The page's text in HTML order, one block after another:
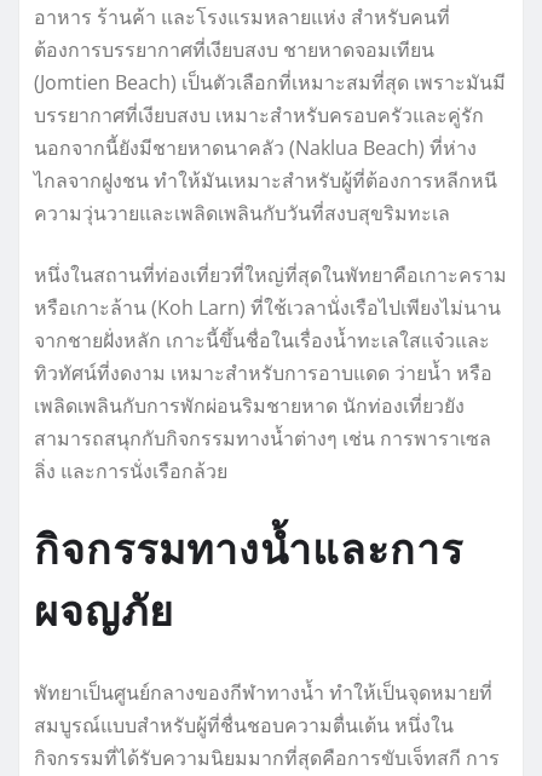
อาหาร ร้านค้า และโรงแรมหลายแห่ง สำหรับคนที่
ต้องการบรรยากาศที่เงียบสงบ ชายหาดจอมเทียน
(Jomtien Beach) เป็นตัวเลือกที่เหมาะสมที่สุด เพราะมันมี
บรรยากาศที่เงียบสงบ เหมาะสำหรับครอบครัวและคู่รัก
นอกจากนี้ยังมีชายหาดนาคลัว (Naklua Beach) ที่ห่าง
ไกลจากฝูงชน ทำให้มันเหมาะสำหรับผู้ที่ต้องการหลีกหนี
ความวุ่นวายและเพลิดเพลินกับวันที่สงบสุขริมทะเล
หนึ่งในสถานที่ท่องเที่ยวที่ใหญ่ที่สุดในพัทยาคือเกาะคราม
หรือเกาะล้าน (Koh Larn) ที่ใช้เวลานั่งเรือไปเพียงไม่นาน
จากชายฝั่งหลัก เกาะนี้ขึ้นชื่อในเรื่องน้ำทะเลใสแจ๋วและ
ทิวทัศน์ที่งดงาม เหมาะสำหรับการอาบแดด ว่ายน้ำ หรือ
เพลิดเพลินกับการพักผ่อนริมชายหาด นักท่องเที่ยวยัง
สามารถสนุกกับกิจกรรมทางน้ำต่างๆ เช่น การพาราเซล
ลิ่ง และการนั่งเรือกล้วย
กิจกรรมทางน้ำและการ
ผจญภัย
พัทยาเป็นศูนย์กลางของกีฬาทางน้ำ ทำให้เป็นจุดหมายที่
สมบูรณ์แบบสำหรับผู้ที่ชื่นชอบความตื่นเต้น หนึ่งใน
กิจกรรมที่ได้รับความนิยมมากที่สุดคือการขับเจ็ทสกี การ